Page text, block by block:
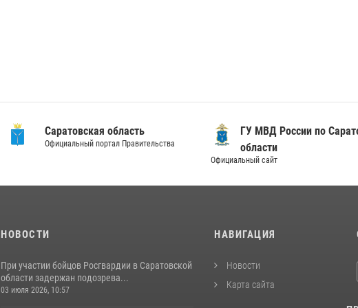
Саратовская область
Официальный портал Правительства
ГУ МВД России по
области
Официальный сайт
НОВОСТИ
При участии бойцов Росгвардии в Саратовской
области задержан подозрева...
03 июля 2026, 10:57
НАВИГАЦИЯ
Новости
Карта сайта